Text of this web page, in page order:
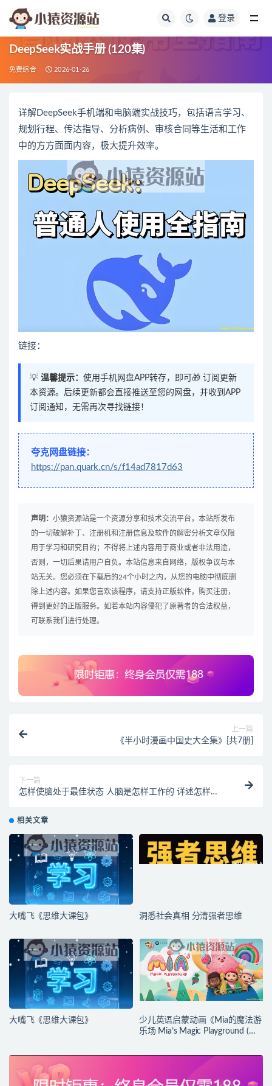
登录
DeepSeek实战手册 (120集)
免费综合 2026-01-26
详解DeepSeek手机端和电脑端实战技巧，包括语言学习、
规划行程、传达指导、分析病例、审核合同等生活和工作
中的方方面面内容，极大提升效率。
链接：
💡 温馨提示： 使用手机网盘APP转存，即可🎁 订阅更新
本资源。后续更新都会直接推送至您的网盘，并收到APP
订阅通知，无需再次寻找链接！
夸克网盘链接：
https://pan.quark.cn/s/f14ad7817d63
声明： 小猿资源站是一个资源分享和技术交流平台，本站所发布
的一切破解补丁、注册机和注册信息及软件的解密分析文章仅限
用于学习和研究目的；不得将上述内容用于商业或者非法用途，
否则，一切后果请用户自负。本站信息来自网络，版权争议与本
站无关。您必须在下载后的24个小时之内，从您的电脑中彻底删
除上述内容。如果您喜欢该程序，请支持正版软件，购买注册，
得到更好的正版服务。如若本站内容侵犯了原著者的合法权益，
可联系我们进行处理。
上一篇
《半小时漫画中国史大全集》[共7册]
下一篇
怎样使脑处于最佳状态 人脑是怎样工作的 详述怎样使
相关文章
大嘴飞《思维大课包》 洞悉社会真相 分清强者思维
大嘴飞《思维大课包》
少儿英语启蒙动画《Mia的魔法游
乐场 Mia’s Magic Playground (动